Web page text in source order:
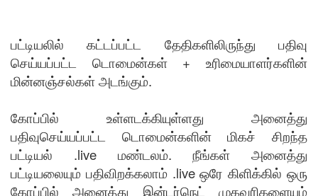
பட்டியலில் கட்டப்பட்ட தேதிகளிலிருந்து பதிவு
செய்யப்பட்ட டொமைன்கள் + உரிமையாளர்களின்
மின்னஞ்சல்கள் அடங்கும்.
கோப்பில் உள்ளடக்கியுள்ளது அனைத்து
பதிவுசெய்யப்பட்ட டொமைன்களின் மிகச் சிறந்த
பட்டியல் .live மண்டலம். நீங்கள் அனைத்து
பட்டியலையும் பதிவிறக்கலாம் .live ஒரே கிளிக்கில் ஒரு
கோப்பில் அனைத்து இன்டர்நெட் முகவரிகளையும்